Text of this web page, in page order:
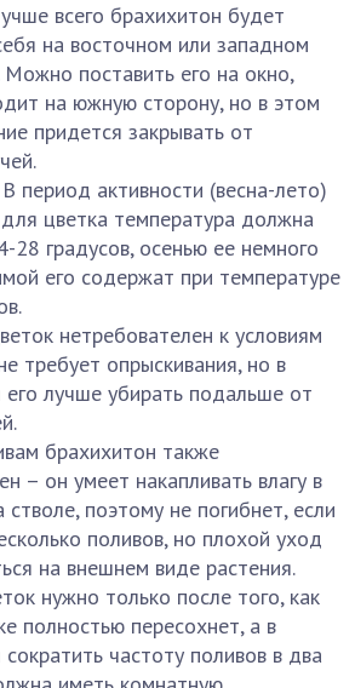
всего брахихитон будет
на восточном или западном
Можно поставить его на окно,
на южную сторону, но в этом
придется закрывать от
период активности (весна-лето)
цветка температура должна
28 градусов, осенью ее немного
его содержат при температуре
нетребователен к условиям
требует опрыскивания, но в
лучше убирать подальше от
брахихитон также
– он умеет накапливать влагу в
поэтому не погибнет, если
поливов, но плохой уход
на внешнем виде растения.
нужно только после того, как
полностью пересохнет, а в
частоту поливов в два